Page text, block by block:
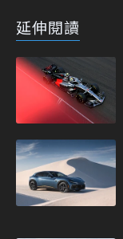
延伸閱讀